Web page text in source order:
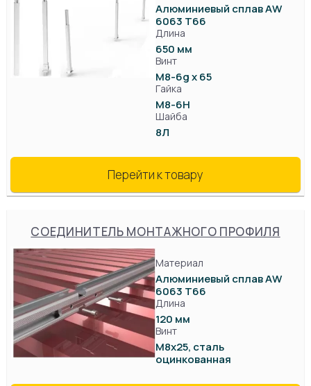
Алюминиевый сплав AW
6063 T66
Длина
650 мм
Винт
М8-6g x 65
Гайка
М8-6Н
Шайба
8Л
Перейти к товару
СОЕДИНИТЕЛЬ МОНТАЖНОГО ПРОФИЛЯ
Материал
Алюминиевый сплав AW
6063 T66
Длина
120 мм
Винт
М8х25, сталь
оцинкованная